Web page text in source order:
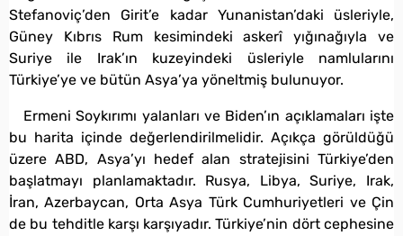
Stefanoviç’den Girit’e kadar Yunanistan’daki üsleriyle,
Güney Kıbrıs Rum kesimindeki askerî yığınağıyla ve
Suriye ile Irak’ın kuzeyindeki üsleriyle namlularını
Türkiye’ye ve bütün Asya’ya yöneltmiş bulunuyor.
Ermeni Soykırımı yalanları ve Biden’ın açıklamaları işte
bu harita içinde değerlendirilmelidir. Açıkça görüldüğü
üzere ABD, Asya’yı hedef alan stratejisini Türkiye’den
başlatmayı planlamaktadır. Rusya, Libya, Suriye, Irak,
İran, Azerbaycan, Orta Asya Türk Cumhuriyetleri ve Çin
de bu tehditle karşı karşıyadır. Türkiye’nin dört cephesine